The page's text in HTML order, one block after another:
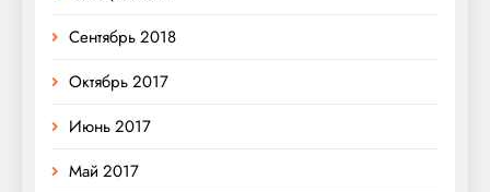
Сентябрь 2018
Октябрь 2017
Июнь 2017
Май 2017